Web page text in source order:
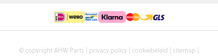
© copyright AHW Parts | privacy policy | cookiebeleid | sitemap |